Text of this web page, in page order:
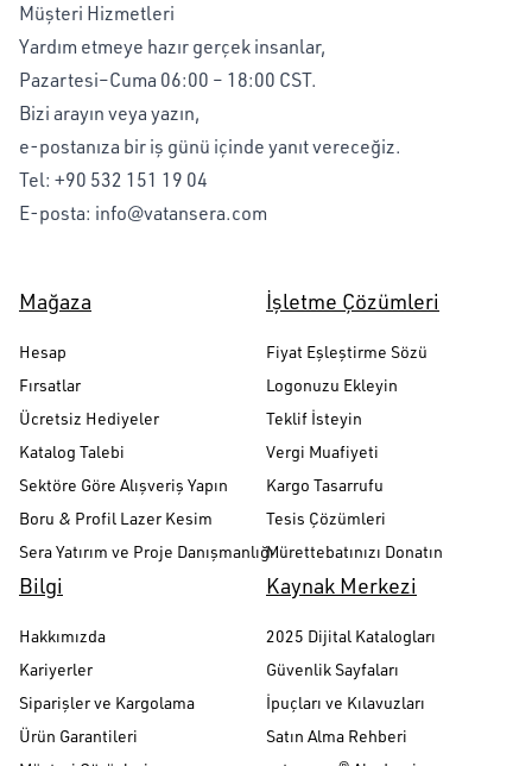
Müşteri Hizmetleri
Yardım etmeye hazır gerçek insanlar,
Pazartesi–Cuma 06:00 – 18:00 CST.
Bizi arayın veya yazın,
e-postanıza bir iş günü içinde yanıt vereceğiz.
Tel: +90 532 151 19 04
E-posta: info@vatansera.com
Mağaza
Hesap
Fırsatlar
Ücretsiz Hediyeler
Katalog Talebi
Sektöre Göre Alışveriş Yapın
Boru & Profil Lazer Kesim
Sera Yatırım ve Proje Danışmanlığı
İşletme Çözümleri
Fiyat Eşleştirme Sözü
Logonuzu Ekleyin
Teklif İsteyin
Vergi Muafiyeti
Kargo Tasarrufu
Tesis Çözümleri
Mürettebatınızı Donatın
Bilgi
Hakkımızda
Kariyerler
Siparişler ve Kargolama
Ürün Garantileri
Kaynak Merkezi
2025 Dijital Katalogları
Güvenlik Sayfaları
İpuçları ve Kılavuzları
Satın Alma Rehberi